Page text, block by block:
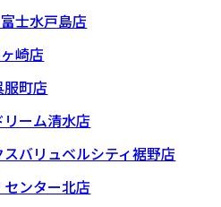
士水戸島店
崎店
町店
ーム清水店
バリュベルシティ裾野店
ンター北店